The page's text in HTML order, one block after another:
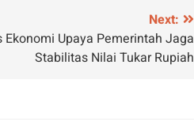
Next:
Ekonomi Upaya Pemerintah Jaga
Stabilitas Nilai Tukar Rupiah